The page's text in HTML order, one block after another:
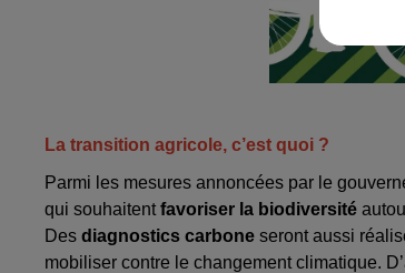
La transition agricole, c’est quoi ?
Parmi les mesures annoncées par le
qui souhaitentfavoriser la biodiversité
Des diagnostics carbone seront aussi
mobiliser contre le changement climatique.